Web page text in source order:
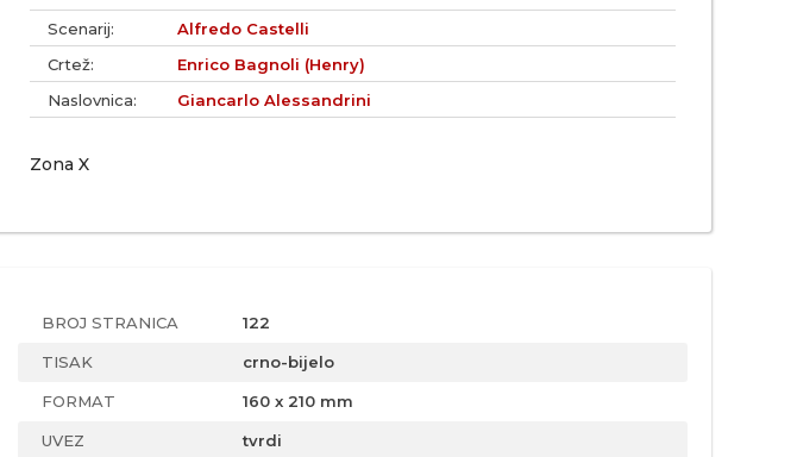
Scenarij:
Alfredo Castelli
Crtež:
Enrico Bagnoli (Henry)
Naslovnica:
Giancarlo Alessandrini
Zona X
BROJ STRANICA 122
TISAK crno-bijelo
FORMAT 160 x 210 mm
UVEZ tvrdi